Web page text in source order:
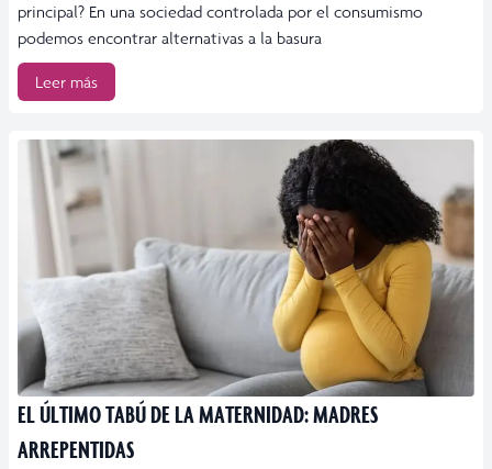
principal? En una sociedad controlada por el consumismo
podemos encontrar alternativas a la basura
Leer más
EL ÚLTIMO TABÚ DE LA MATERNIDAD: MADRES
ARREPENTIDAS